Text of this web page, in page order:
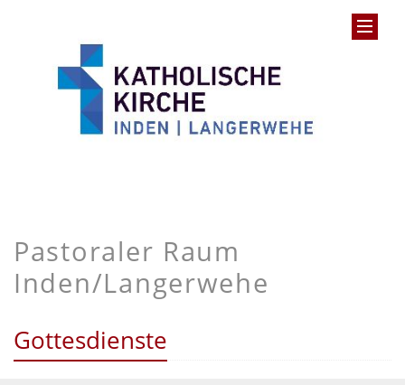
Pastoraler Raum
Inden/Langerwehe
Gottesdienste